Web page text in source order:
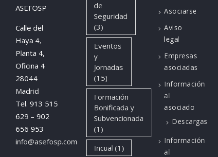
ASEFOSP
Calle del
Haya 4,
Planta 4,
Oficina 4
28044
Madrid
Tel. 913 515
629 – 902
656 953
info@asefosp.com
de
Seguridad
(3)
Eventos
y
Jornadas
(15)
Formación
Bonificada y
Subvencionada
(1)
Incual (1)
Asociarse
Aviso
legal
Empresas
asociadas
Información
al
asociado
Descargas
Información
al